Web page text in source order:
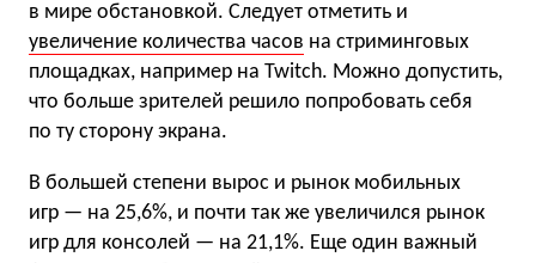
в мире обстановкой. Следует отметить и
увеличение количества часов на стриминговых
площадках, например на Twitch. Можно допустить,
что больше зрителей решило попробовать себя
по ту сторону экрана.
В большей степени вырос и рынок мобильных
игр — на 25,6%, и почти так же увеличился рынок
игр для консолей — на 21,1%. Еще один важный